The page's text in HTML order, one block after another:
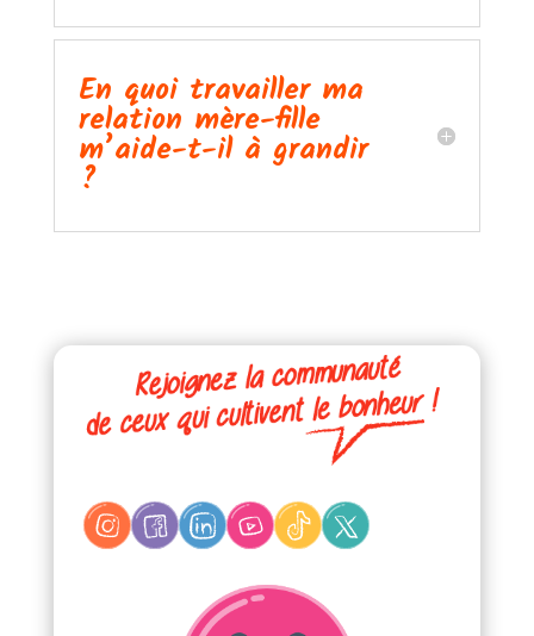
En quoi travailler ma
relation mère-fille
m’aide-t-il à grandir
?